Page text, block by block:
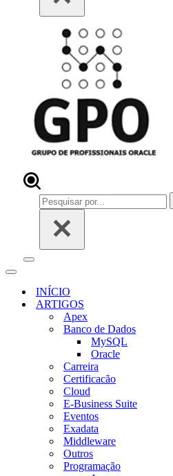
Pesquisar
por...
Menu
navegação
Menu
navegaçãoINÍCIO
ARTIGOS
Apex
Banco de Dados
MySQL
Oracle
Carreira
Certificacão
Cloud
E-Business Suite
Eventos
Exadata
Middleware
Outros
Programação